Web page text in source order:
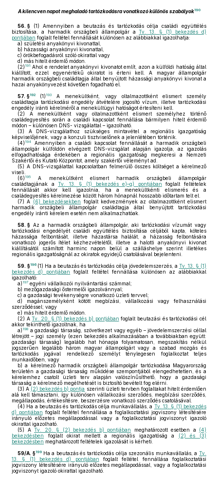
A kilencven napot meghaladó tartózkodásra vonatkozó különös szabályok190
56. § (1) Amennyiben a beutazás és tartózkodás célja családi együttélés
biztosítása, a harmadik országbeli állampolgár aTv. 13. § (1) bekezdés d)
pontjában foglalt feltétel fennállását különösen az alábbiakkal igazolhatja:
a) születési anyakönyvi kivonattal,
b) házassági anyakönyvi kivonattal,
c) örökbefogadásról szóló okirattal vagy
d) más hitelt érdemlő módon.
(2) 191 Ahol e rendelet anyakönyvi kivonatot említ, azon a külföldi hatóság által
kiállított, ezzel egyenértékű okiratot is érteni kell. A magyar állampolgár
harmadik országbeli családtagja által benyújtott házassági anyakönyvi kivonat a
hazai anyakönyvezést követően fogadható el.
57. §192 (1) 193
A menekültként, vagy oltalmazottként elismert személy
családtagja tartózkodási engedély átvételére jogosító vízum, illetve tartózkodási
engedély iránti kérelméről a menekültügyi hatóságot értesíteni kell.
(2) A menekültként vagy oltalmazottként elismert személyhez történő
családegyesítés során a családi kapcsolat fennállása bármilyen hitelt érdemlő
módon – különösen DNS- vizsgálattal – igazolható.
(3) A DNS-vizsgálathoz szükséges mintavétel a regionális igazgatóság
képviselőjének, vagy a konzuli tisztviselőnek a jelenlétében történik.
(4) 194
Amennyiben a családi kapcsolat fennállását a harmadik országbeli
állampolgár külföldön elvégzett DNS-vizsgálat alapján igazolja, az igazolás
elfogadhatósága érdekében a regionális igazgatóság megkeresi a Nemzeti
Szakértői és Kutató Központot, amely szakértői véleményt ad.
(5) A DNS-vizsgálattal kapcsolatban felmerülő összes költséget a kérelmező
viseli.
(6) 195
A menekültként elismert harmadik országbeli állampolgár
családtagjának aTv. 13. § (1) bekezdés e)–g) pontjában foglalt feltételek
fennállását akkor kell igazolnia, ha a menekültkénti elismerés és a
családegyesítés kérelmezése között három hónapnál hosszabb időtartam telt el.
(7) A (6) bekezdésekben foglalt kedvezmények az oltalmazottként elismert
harmadik országbeli állampolgár családtagja által benyújtott tartózkodási
engedély iránti kérelem esetén nem alkalmazhatóak.
58. § Az a harmadik országbeli állampolgár, aki tartózkodási vízumát vagy
tartózkodási engedélyét családi együttélés biztosítása céljából kapta, köteles
házassága felbontását, illetve házastársa halálát, a házasság felbontására
vonatkozó jogerős ítélet kézhezvételétől, illetve a halotti anyakönyvi kivonat
kiállításától számított harminc napon belül a szálláshelye szerint illetékes
regionális igazgatóságnál az okiratok egyidejű csatolásával bejelenteni.
59. §196 (1) Ha a beutazás és tartózkodás célja jövedelemszerzés, a Tv. 13. § (1)
bekezdés d) pontjában
foglalt feltétel fennállása különösen az alábbiakkal
igazolható:
a) 197 egyéni vállalkozói nyilvántartási számmal;
b) mezőgazdasági őstermelői igazolvánnyal;
c) a gazdasági tevékenységre vonatkozó üzleti tervvel;
d) magánszemélyként kötött megbízási, vállalkozási vagy felhasználási
szerződéssel; vagy
e) más hitelt érdemlő módon.
(2) ATv. 20. § (1) bekezdés b) pontjában foglalt beutazási és tartózkodási cél
akkor tekinthető igazoltnak, ha
a) 198 a gazdasági társaság, szövetkezet vagy egyéb – jövedelemszerzési céllal
létrejött – jogi személy (ezen bekezdés alkalmazásában a továbbiakban együtt:
gazdasági társaság) legalább hat hónapja folyamatosan, megszakítás nélkül
jogszerűen legalább három magyar állampolgárt vagy a szabad mozgás és
tartózkodás jogával rendelkező személyt ténylegesen foglalkoztat teljes
munkaidőben, vagy
b) a kérelmező harmadik országbeli állampolgár tartózkodása Magyarország
területén a gazdasági társaság működése szempontjából elengedhetetlen, és a
kérelemhez csatolt üzleti terv alapján valószínűsíthető, hogy a gazdasági
társaság a kérelmező megélhetését is biztosító bevételt fog elérni.
(3) A (2) bekezdés b) pontja szerinti üzleti tervben foglaltakat hitelt érdemlően
alá kell támasztani, így különösen vállalkozási szerződés, megbízási szerződés,
megállapodás, értékesítésre, beszerzésre vonatkozó szerződés csatolásával.
(4) Ha a beutazás és tartózkodás célja munkavállalás, a Tv. 13. § (1) bekezdés
d) pontjában foglalt feltétel fennállása a foglalkoztatási jogviszony létesítésére
irányuló előzetes megállapodással vagy a foglalkoztatási jogviszonyt igazoló
okirattal igazolható.
(5) A Tv. 20. § (2) bekezdés b) pontjában meghatározott esetben a (4)
bekezdésben foglalt okirat mellett a regionális igazgatóság a (2) és (3)
bekezdésben meghatározott feltételek igazolását is kérheti.
59/A. §199 Ha a beutazás és tartózkodás célja szezonális munkavállalás, aTv.
13. § (1) bekezdés d) pontjában foglalt feltétel fennállása foglalkoztatási
jogviszony létesítésére irányuló előzetes megállapodással, vagy a foglalkoztatási
jogviszonyt igazoló okirattal igazolható.